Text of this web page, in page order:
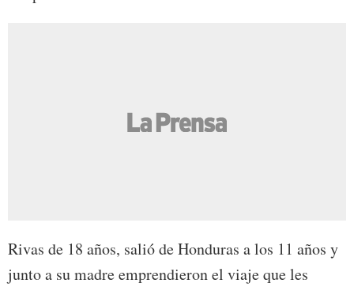
Rivas de 18 años, salió de Honduras a los 11 años y
junto a su madre emprendieron el viaje que les